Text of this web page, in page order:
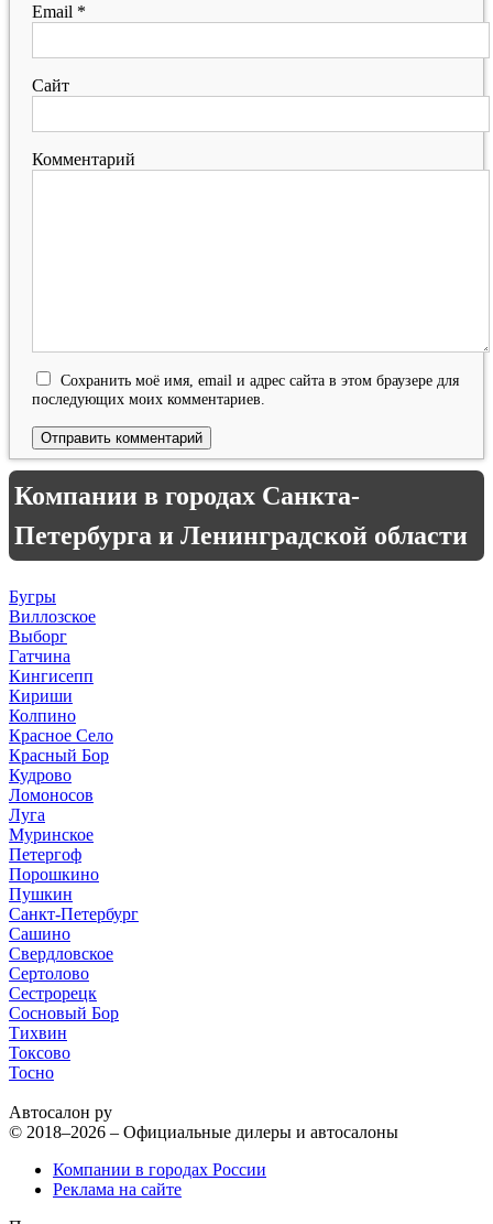
Email *
Сайт
Комментарий
Сохранить моё имя, email и адрес сайта в этом браузере для
последующих моих комментариев.
Компании в городах Санкта-
Петербурга и Ленинградской области
Бугры
Виллозское
Выборг
Гатчина
Кингисепп
Кириши
Колпино
Красное Село
Красный Бор
Кудрово
Ломоносов
Луга
Муринское
Петергоф
Порошкино
Пушкин
Санкт-Петербург
Сашино
Свердловское
Сертолово
Сестрорецк
Сосновый Бор
Тихвин
Токсово
Тосно
Автосалон ру
© 2018–2026 – Официальные дилеры и автосалоны
Компании в городах России
Реклама на сайте